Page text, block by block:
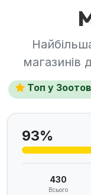
магазинів
Топ у
93%
430
Всього